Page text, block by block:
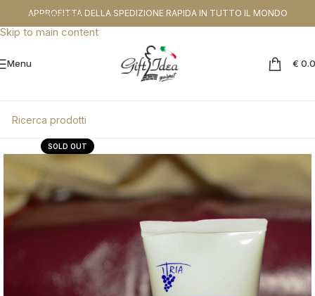
Skip to navigation
Skip to main content
31.08.26
APPROFITTA DELLA SPEDIZIONE RAPIDA IN TUTTO IL MONDO
Menu €
SOLD OUT